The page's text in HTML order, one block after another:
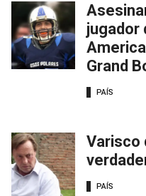
jugador
Grand
PAÍS
Varisco
PAÍS